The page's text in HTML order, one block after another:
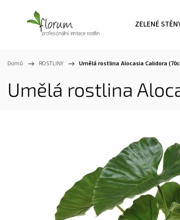
ZELENÉ
Domů / ROSTLINY / Umělá rostlina Alocasia Calidora
Umělá rostlina